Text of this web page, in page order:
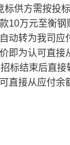
供方需按投
10万元至衡
动转为我司
即为认可直
标结束后直
直接从应付余